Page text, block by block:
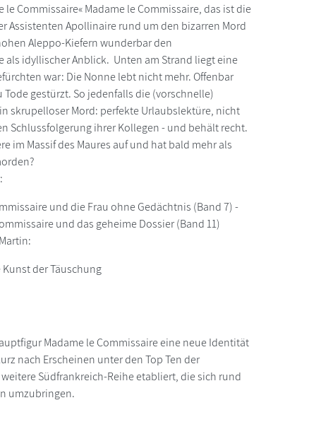
Commissaire« Madame le Commissaire, das ist die
Assistenten Apollinaire rund um den bizarren Mord
Aleppo-Kiefern wunderbar den
idyllischer Anblick. Unten am Strand liegt eine
war: Die Nonne lebt nicht mehr. Offenbar
gestürzt. So jedenfalls die (vorschnelle)
skrupelloser Mord: perfekte Urlaubslektüre, nicht
Schlussfolgerung ihrer Kollegen - und behält recht.
im Massif des Maures auf und hat bald mehr als
und die Frau ohne Gedächtnis (Band 7) -
und das geheime Dossier (Band 11)
der Täuschung
Madame le Commissaire eine neue Identität
nach Erscheinen unter den Top Ten der
Südfrankreich-Reihe etabliert, die sich rund
umzubringen.